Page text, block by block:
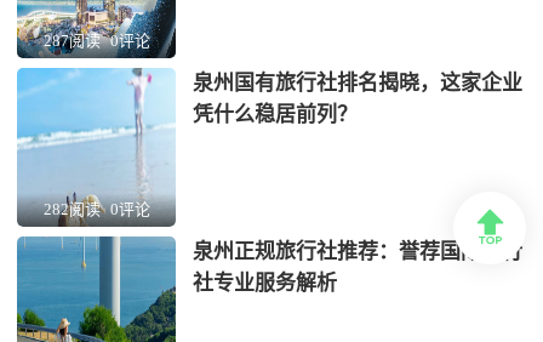
287阅读 0评论
282阅读 0评论
泉州国有旅行社排名揭晓，这家企业
凭什么稳居前列？
泉州正规旅行社推荐：誉荐国际旅行
社专业服务解析
